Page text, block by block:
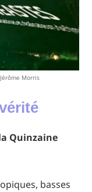
Morris
Quinzaine
basses